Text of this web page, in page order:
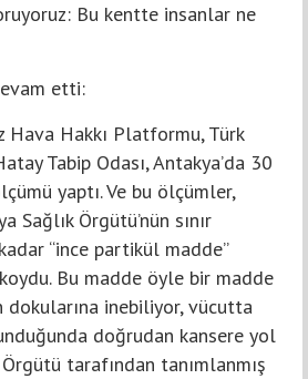
Bu kentte insanlar ne
etti:
Hava Hakkı Platformu, Türk
Tabip Odası, Antakya’da 30
yaptı. Ve bu ölçümler,
Sağlık Örgütü’nün sınır
“ince partikül madde”
Bu madde öyle bir madde
dokularına inebiliyor, vücutta
doğrudan kansere yol
Örgütü tarafından tanımlanmış